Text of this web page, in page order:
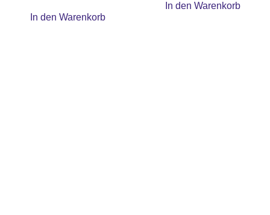
In den Warenkorb
In den Warenkorb